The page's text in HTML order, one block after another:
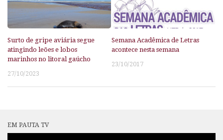
Surto de gripe aviária segue
atingindo leões e lobos
marinhos no litoral gaúcho
27/10/2023
Semana Acadêmica de Letras
acontece nesta semana
23/10/2017
EM PAUTA TV